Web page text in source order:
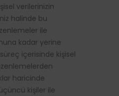
verilerinizin
halinde bu
ile
kadar yerine
içerisinde kişisel
haricinde
kişiler ile